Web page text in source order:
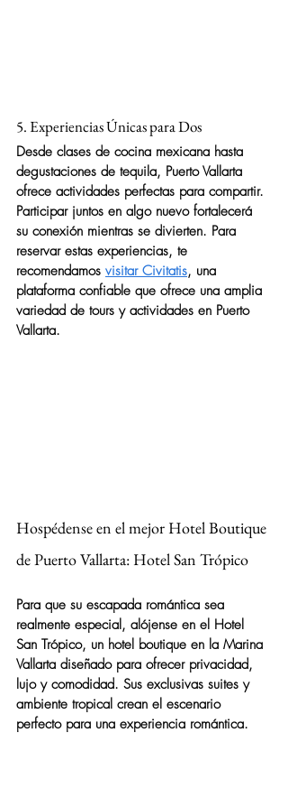
5. Experiencias Únicas para Dos
Desde clases de cocina mexicana hasta
degustaciones de tequila, Puerto Vallarta
ofrece actividades perfectas para compartir.
Participar juntos en algo nuevo fortalecerá
su conexión mientras se divierten. Para
reservar estas experiencias, te
recomendamos visitar Civitatis, una
plataforma confiable que ofrece una amplia
variedad de tours y actividades en Puerto
Vallarta.
Hospédense en el mejor Hotel Boutique
de Puerto Vallarta: Hotel San Trópico
Para que su escapada romántica sea
realmente especial, alójense en el Hotel
San Trópico, un hotel boutique en la Marina
Vallarta diseñado para ofrecer privacidad,
lujo y comodidad. Sus exclusivas suites y
ambiente tropical crean el escenario
perfecto para una experiencia romántica.